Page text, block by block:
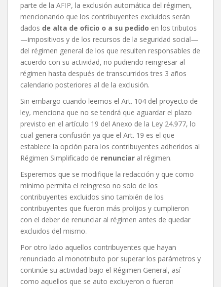
parte de la AFIP, la exclusión automática del régimen,
mencionando que los contribuyentes excluidos serán
dados de alta de oficio o a su pedido en los tributos
—impositivos y de los recursos de la seguridad social—
del régimen general de los que resulten responsables de
acuerdo con su actividad, no pudiendo reingresar al
régimen hasta después de transcurridos tres 3 años
calendario posteriores al de la exclusión.
Sin embargo cuando leemos el Art. 104 del proyecto de
ley, menciona que no se tendrá que aguardar el plazo
previsto en el artículo 19 del Anexo de la Ley 24.977, lo
cual genera confusión ya que el Art. 19 es el que
establece la opción para los contribuyentes adheridos al
Régimen Simplificado de renunciar al régimen.
Esperemos que se modifique la redacción y que como
mínimo permita el reingreso no solo de los
contribuyentes excluidos sino también de los
contribuyentes que fueron más prolijos y cumplieron
con el deber de renunciar al régimen antes de quedar
excluidos del mismo.
Por otro lado aquellos contribuyentes que hayan
renunciado al monotributo por superar los parámetros y
continúe su actividad bajo el Régimen General, así
como aquellos que se auto excluyeron o fueron